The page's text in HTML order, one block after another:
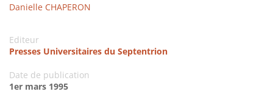
Danielle CHAPERON
Editeur
Presses Universitaires du Septentrion
Date de publication
1er mars 1995